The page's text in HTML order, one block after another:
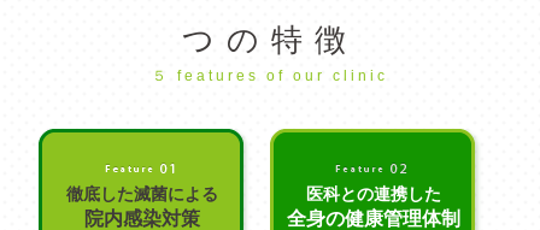
つの特徴
５ features of our clinic
徹底した滅菌による
院内感染対策
医科との連携した
全身の健康管理体制